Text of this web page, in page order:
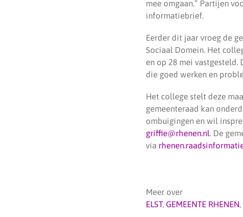
mee omgaan.” Partijen
informatiebrief.
Eerder dit jaar vroeg de
Sociaal Domein. Het
en op 28 mei
die goed werken en
Het college stelt deze
gemeenteraad kan
ombuigingen en wil
griffie@rhenen.nl. De
via
Meer over
ELST, GEMEENTE RHENEN,